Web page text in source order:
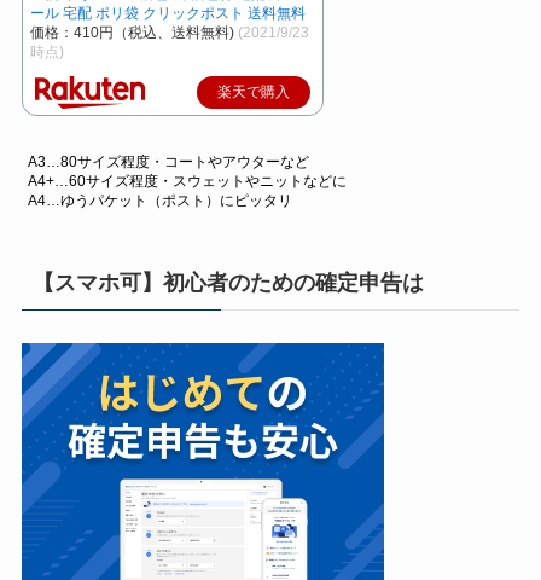
ール 宅配 ポリ袋 クリックポスト 送料無料
価格：410円（税込、送料無料) (2021/9/23
時点)
楽天で購入
A3…80サイズ程度・コートやアウターなど
A4+…60サイズ程度・スウェットやニットなどに
A4…ゆうパケット（ポスト）にピッタリ
【スマホ可】初心者のための確定申告は